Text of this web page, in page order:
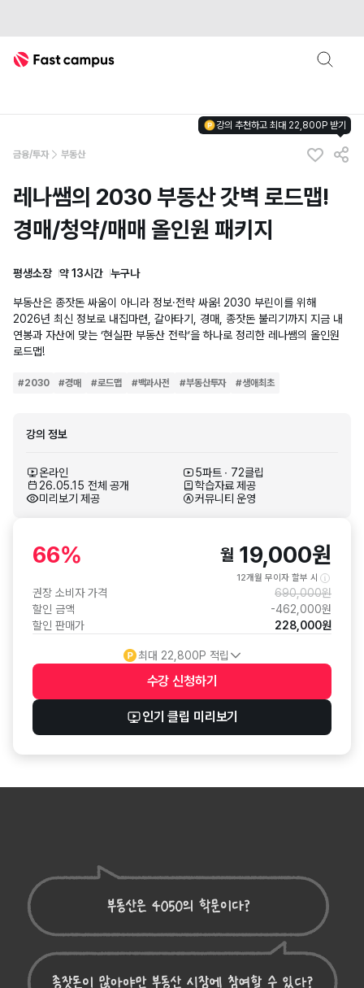
Fast Campus
금융/투자 부동산
강의 추천하고 최대 22,800P 받기
레나쌤의 2030 부동산 갓벽 로드맵!
경매/청약/매매 올인원 패키지
평생소장 약 13시간 누구나
부동산은 종잣돈 싸움이 아니라 정보·전략 싸움! 2030 부린이를 위해
2026년 최신 정보로 내집마련, 갈아타기, 경매, 종잣돈 불리기까지 지금 내
연봉과 자산에 맞는 ‘현실판 부동산 전략’을 하나로 정리한 레나쌤의 올인원
로드맵!
#2030 #경매 #로드맵 #백과사전 #부동산투자 #생애최초
강의 정보
온라인
5파트 ∙ 72클립
26.05.15 전체 공개
학습자료 제공
미리보기 제공
커뮤니티 운영
66% 월 19,000원
12개월 무이자 할부 시
권장 소비자 가격 690,000원
할인 금액
-462,000원
할인 판매가
228,000원
최대 22,800P 적립
수강 신청하기
인기 클립 미리보기